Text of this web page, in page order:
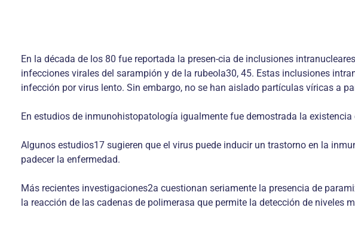
En la década de los 80 fue reportada la presen-cia de inclusiones
infecciones virales del sarampión y de la rubeola30, 45. Estas inclusiones
infección por virus lento. Sin embargo, no se han aislado partículas víricas a
En estudios de inmunohistopatología igualmente fue demostrada la
Algunos estudios17 sugieren que el virus puede inducir un trastorno en la
padecer la enfermedad.
Más recientes investigaciones2a cuestionan seriamente la presencia de
la reacción de las cadenas de polimerasa que permite la detección de niveles